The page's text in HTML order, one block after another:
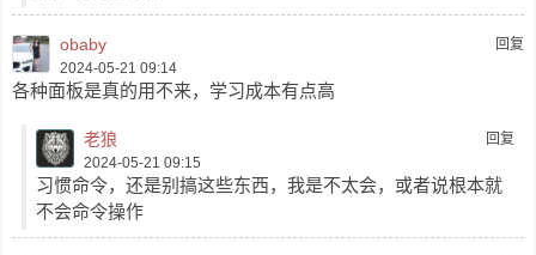
回复
obaby
2024-05-21 09:14
各种面板是真的用不来，学习成本有点高
回复
老狼
2024-05-21 09:15
习惯命令，还是别搞这些东西，我是不太会，或者说根本就
不会命令操作